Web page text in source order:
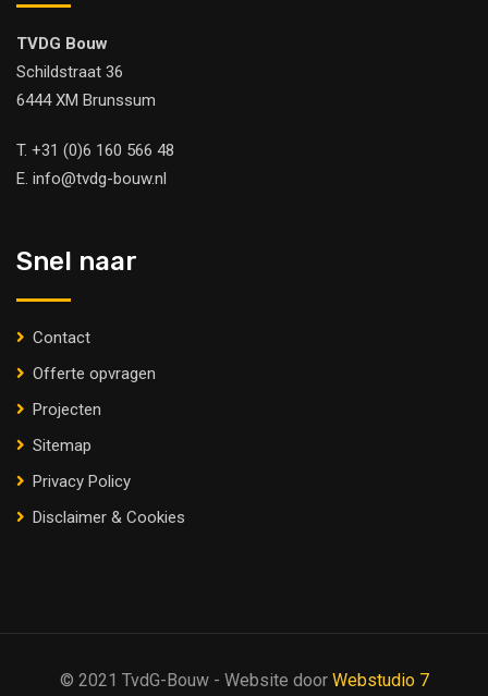
TVDG Bouw
Schildstraat 36
6444 XM Brunssum
T. +31 (0)6 160 566 48
E. info@tvdg-bouw.nl
Snel naar
Contact
Offerte opvragen
Projecten
Sitemap
Privacy Policy
Disclaimer & Cookies
© 2021 TvdG-Bouw - Website door Webstudio 7